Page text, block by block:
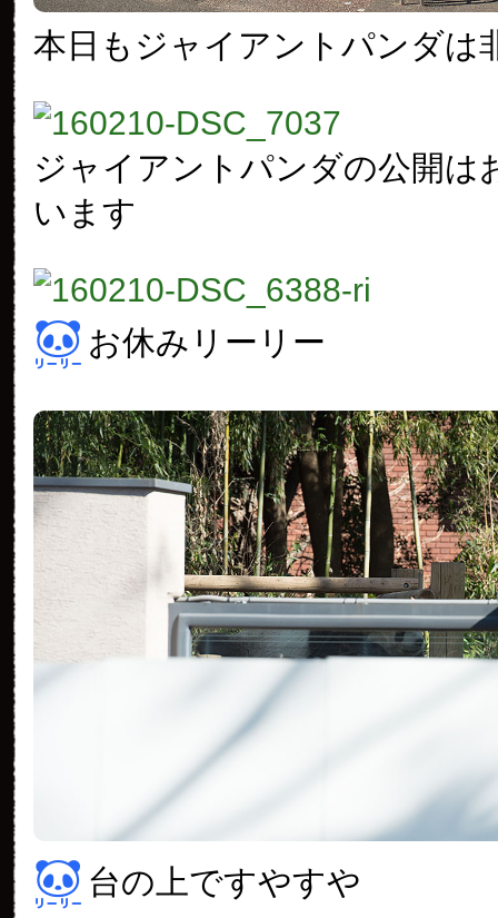
本日もジャイアントパンダは
ジャイアントパンダの公開は
います
お休みリーリー
台の上ですやすや